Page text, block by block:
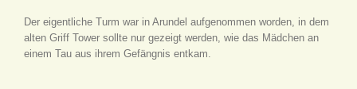
Der eigentliche Turm war in Arundel aufgenommen worden, in dem
alten Griff Tower sollte nur gezeigt werden, wie das Mädchen an
einem Tau aus ihrem Gefängnis entkam.